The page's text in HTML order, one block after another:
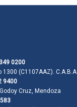
0200
(C1107AAZ). C.A.B.A.
9400
Cruz, Mendoza